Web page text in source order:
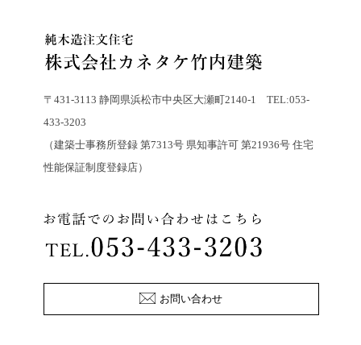
〒431-3113 静岡県浜松市中央区大瀬町2140-1 TEL:053-
433-3203
（建築士事務所登録 第7313号 県知事許可 第21936号 住宅
性能保証制度登録店）
お問い合わせ